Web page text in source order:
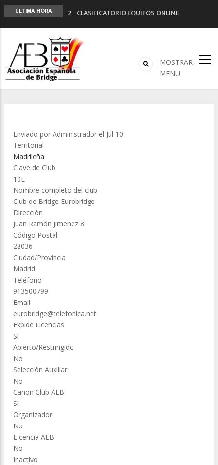
ÚLTIMA HORA
2º CLASIFICATORIO EQUIPOS ONLINE
ANUNCIATE EN NUESTRA REVISTA
NUEVA PROGRAMACIÓN TORNEOS FUNBRIDGE
LIGA 11ª
MOSTRAR
MENU
Enviado por Administrador el Jul 10
Territorial
Madrileña
Clave de Club
10E
Nombre completo del club
Club de Bridge Eurobridge
Dirección
Juan Ramón Jimenez 8
Código Postal
28036
Ciudad/Provincia
Madrid
Teléfono
913500799
Email
eurobridge@telefonica.net
Expide Licencias
Sí
Abierto/Restringido
No
Selección Auxiliar
No
Canon Club AEB
Sí
Organizador
No
LIcencia AEB
No
Inactivo